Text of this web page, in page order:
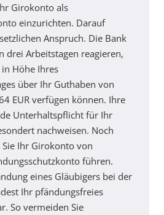
Girokonto als
einzurichten. Darauf
Anspruch. Die Bank
drei Arbeitstagen reagieren,
in Höhe Ihres
über Ihr Guthaben von
EUR verfügen können. Ihre
Unterhaltspflicht für Ihr
nachweisen. Noch
Ihr Girokonto von
führen.
eines Gläubigers bei der
Ihr pfändungsfreies
So vermeiden Sie